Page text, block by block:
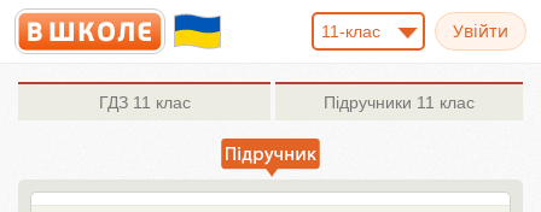
11-клас
ГДЗ11 клас Підручники 11 клас